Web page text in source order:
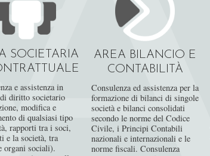
SOCIETARIA
e assistenza in
diritto societario
modifica e
di qualsiasi tipo
rapporti tra i soci,
e la società, tra
organi sociali).
AREA BILANCIO E
CONTABILITÀ
Consulenza ed assistenza per la
formazione di bilanci di singole
società e bilanci consolidati
secondo le norme del Codice
Civile, i Principi Contabili
nazionali e internazionali e le
norme fiscali. Consulenza